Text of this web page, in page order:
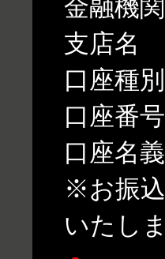
金融機
支店
口座
口座
口座名
※お振
いたしま